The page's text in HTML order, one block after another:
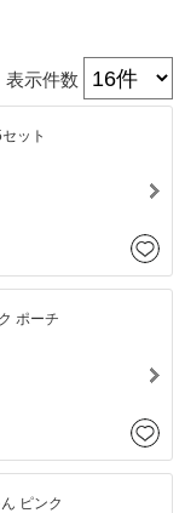
表示件数
ット
ポーチ
ピンク